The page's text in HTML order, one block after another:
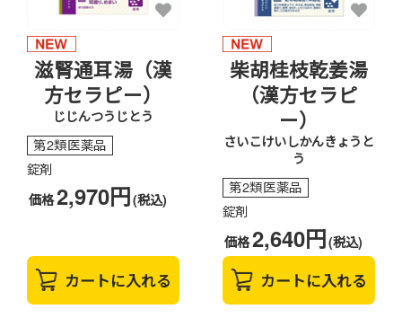
滋腎通耳湯（漢
方セラピー）
じじんつうじとう
第2類医薬品
錠剤
価格2,970円(税込)
カートに入れる
柴胡桂枝乾姜湯
（漢方セラピ
ー）
さいこけいしかんきょうと
う
第2類医薬品
錠剤
価格2,640円(税込)
カートに入れる